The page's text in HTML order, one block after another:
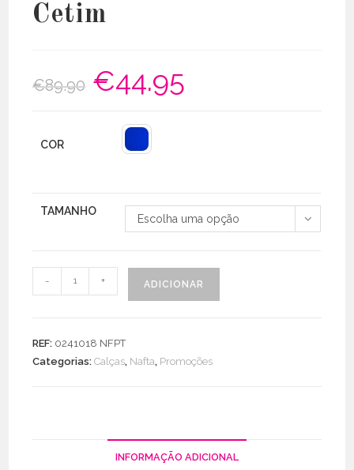
Cetim
€89.90
O
preço
original
€44.95
COR
TAMANHO
Escolha uma opção
Quantidade
de
- + ADICIONAR
REF: 0241018 NFPT
Categorias:Calças, Nafta, Promoções
INFORMAÇÃO ADICIONAL